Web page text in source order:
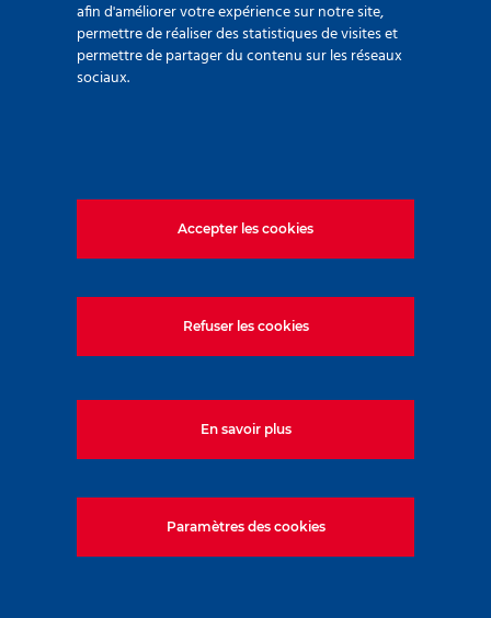
PDM 3
afin d'améliorer votre expérience sur notre site,
permettre de réaliser des statistiques de visites et
permettre de partager du contenu sur les réseaux
sociaux.
Accepter les cookies
Refuser les cookies
En savoir plus
Paramètres des cookies